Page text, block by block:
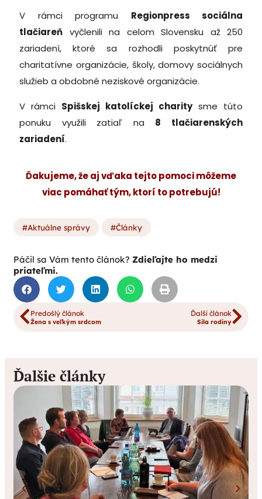
V rámci programu Regionpress sociálna
tlačiareň vyčlenili na celom Slovensku až 250
zariadení, ktoré sa rozhodli poskytnúť pre
charitatívne organizácie, školy, domovy sociálnych
služieb a obdobné neziskové organizácie.
V rámci Spišskej katolíckej charitysme túto
ponuku využili zatiaľ na 8 tlačiarenských
zariadení.
Ďakujeme, že aj vďaka tejto pomoci môžeme
viac pomáhať tým, ktorí to potrebujú!
Aktuálne správy Články
Páčil sa Vám tento článok? Zdieľajte ho medzi
priateľmi.
Predošlý článok
Žena s veľkým srdcom
Ďalší článok
Sila rodiny
Ďalšie články